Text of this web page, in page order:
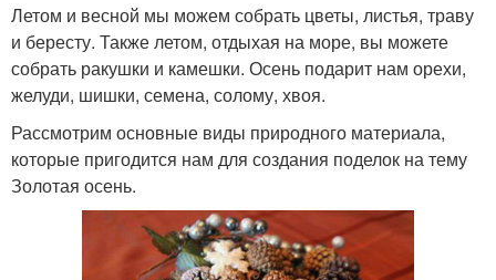
Летом и весной мы можем собрать цветы, листья, траву
и бересту. Также летом, отдыхая на море, вы можете
собрать ракушки и камешки. Осень подарит нам орехи,
желуди, шишки, семена, солому, хвоя.
Рассмотрим основные виды природного материала,
которые пригодится нам для создания поделок на тему
Золотая осень.